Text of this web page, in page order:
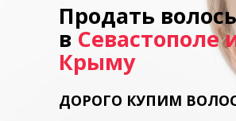
ДОРОГО КУПИМ
Продать
вСевастополе
Крыму